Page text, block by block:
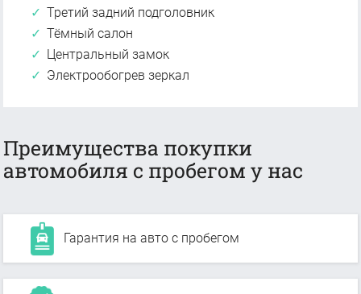
Третий задний подголовник
Тёмный салон
Центральный замок
Электрообогрев зеркал
Преимущества покупки
автомобиля с пробегом у нас
Гарантия на авто с пробегом